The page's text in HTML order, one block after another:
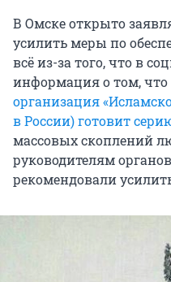
В Омске открыто
усилить меры по
всё из-за того, что в
информация о том, что
организация
в России) готовит
массовых скоплений
руководителям
рекомендовали